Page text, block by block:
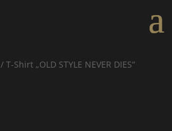
/ T-Shirt „OLD STYLE NEVER DIES“